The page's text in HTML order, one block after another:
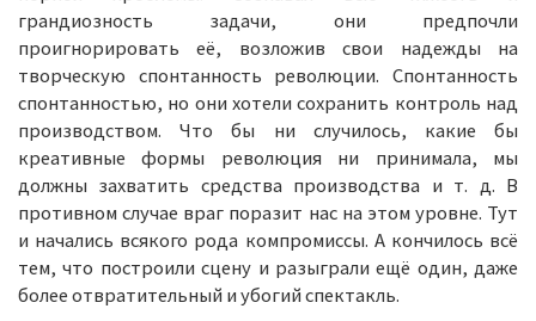
грандиозность задачи, они предпочли
проигнорировать её, возложив свои надежды на
творческую спонтанность революции. Спонтанность
спонтанностью, но они хотели сохранить контроль над
производством. Что бы ни случилось, какие бы
креативные формы революция ни принимала, мы
должны захватить средства производства и т. д. В
противном случае враг поразит нас на этом уровне. Тут
и начались всякого рода компромиссы. А кончилось всё
тем, что построили сцену и разыграли ещё один, даже
более отвратительный и убогий спектакль.